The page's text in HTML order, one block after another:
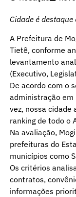
Cidade é
A Prefeitura de
Tietê, conforme
levantamento
(Executivo,
De acordo com o
administração em
vez, nossa cidade
ranking de todo o
Na avaliação,
prefeituras do
municípios como
Os critérios
contratos,
informações